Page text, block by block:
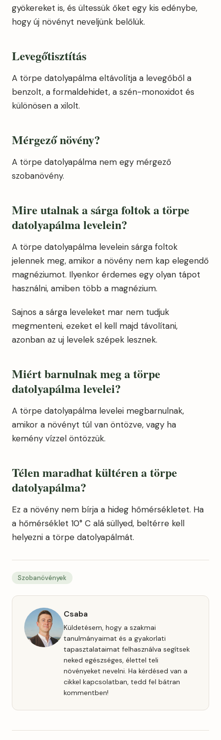
gyökereket is, és ültessük őket egy kis edénybe,
hogy új növényt neveljünk belőlük.
Levegőtisztítás
A törpe datolyapálma eltávolítja a levegőből a
benzolt, a formaldehidet, a szén-monoxidot és
különösen a xilolt.
Mérgező növény?
A törpe datolyapálma nem egy mérgező
szobanövény.
Mire utalnak a sárga foltok a törpe
datolyapálma levelein?
A törpe datolyapálma levelein sárga foltok
jelennek meg, amikor a növény nem kap elegendő
magnéziumot. Ilyenkor érdemes egy olyan tápot
használni, amiben több a magnézium.
Sajnos a sárga leveleket mar nem tudjuk
megmenteni, ezeket el kell majd távolítani,
azonban az uj levelek szépek lesznek.
Miért barnulnak meg a törpe
datolyapálma levelei?
A törpe datolyapálma levelei megbarnulnak,
amikor a növényt túl van öntözve, vagy ha
kemény vízzel öntözzük.
Télen maradhat kültéren a törpe
datolyapálma?
Ez a növény nem bírja a hideg hőmérsékletet. Ha
a hőmérséklet 10° C alá süllyed, beltérre kell
helyezni a törpe datolyapálmát.
Szobanövények
Csaba
Küldetésem, hogy a szakmai
tanulmányaimat és a gyakorlati
tapasztalataimat felhasználva segítsek
neked egészséges, élettel teli
növényeket nevelni. Ha kérdésed van a
cikkel kapcsolatban, tedd fel bátran
kommentben!